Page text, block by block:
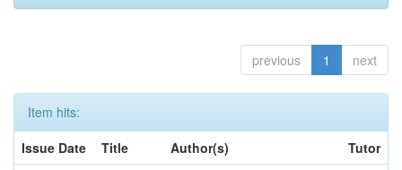
previous 1 next
Item hits:
Issue Date
Title Author(s)
Tutor